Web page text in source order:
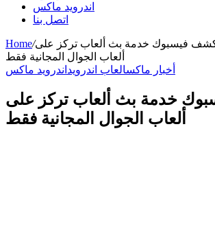
اندرويد ماكس
اتصل بنا
Home/فيسبوك خدمة بث ألعاب تركز على
ألعاب الجوال المجانية فقط
أخبار ماكسالعاب اندرويد اندرويد ماكس
خدمة بث ألعاب تركز على
ألعاب الجوال المجانية فقط